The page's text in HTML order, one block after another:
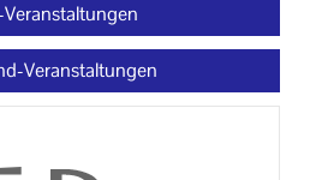
Veranstaltungen